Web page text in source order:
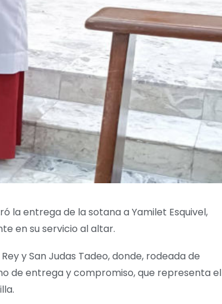
la entrega de la sotana a Yamilet Esquivel,
en su servicio al altar.
y San Judas Tadeo, donde, rodeada de
de entrega y compromiso, que representa el